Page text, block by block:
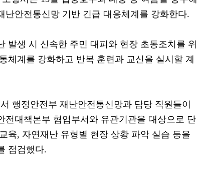
난안전통신망 기반 긴급 대응체계를 강화한다.
발생 시 신속한 주민 대피와 현장 초동조치를 위
체계를 강화하고 반복 훈련과 교신을 실시할 계
행정안전부 재난안전통신망과 담당 직원들이
전대책본부 협업부서와 유관기관을 대상으로 단
육, 자연재난 유형별 현장 상황 파악 실습 등을
점검했다.